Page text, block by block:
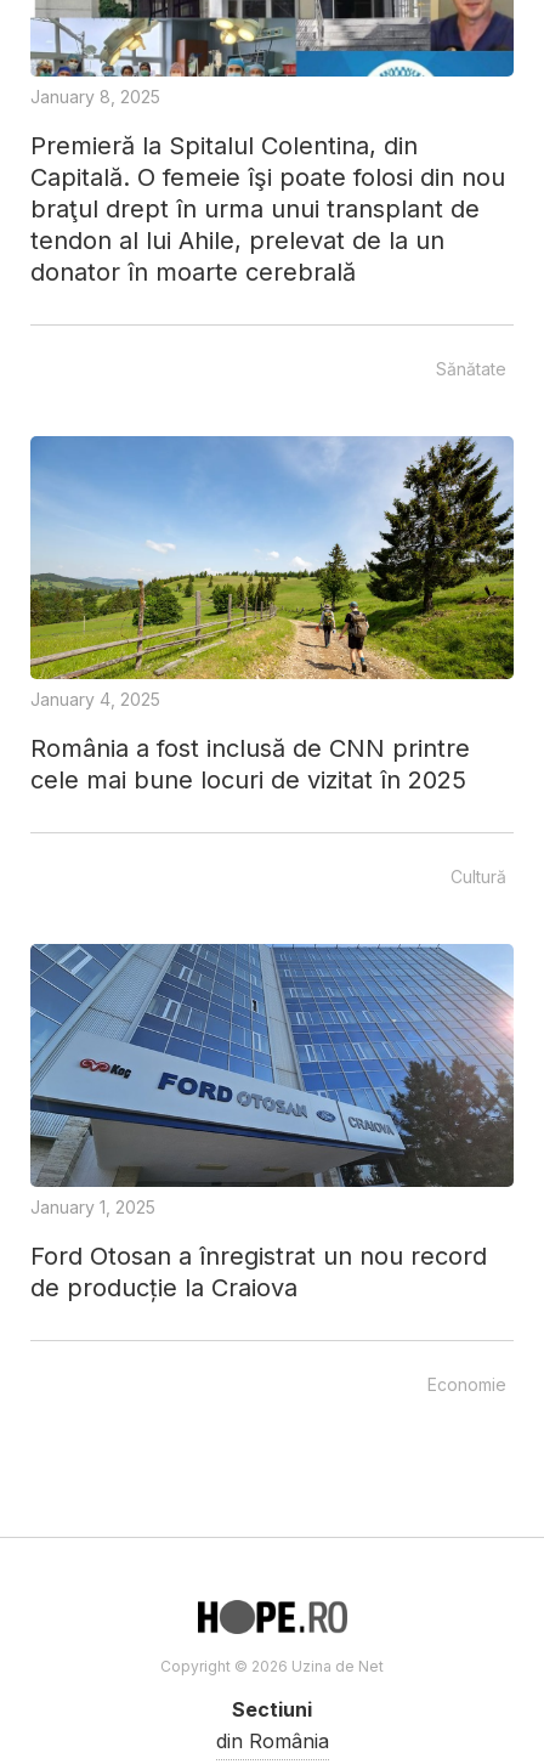
Premieră la Spitalul Colentina, din
Capitală. O femeie îşi poate folosi din nou
braţul drept în urma unui transplant de
tendon al lui Ahile, prelevat de la un
donator în moarte cerebrală
January 8, 2025
Sănătate
România a fost inclusă de CNN printre
cele mai bune locuri de vizitat în 2025
January 4, 2025
Cultură
Ford Otosan a înregistrat un nou record
de producție la Craiova
January 1, 2025
Economie
Copyright © 2026 Uzina de Net
Sectiuni
din România